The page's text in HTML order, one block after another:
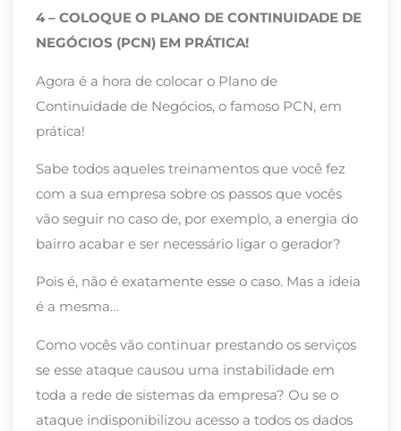
4 – COLOQUE O PLANO DE CONTINUIDADE DE
NEGÓCIOS (PCN) EM PRÁTICA!
Agora é a hora de colocar o Plano de
Continuidade de Negócios, o famoso PCN, em
prática!
Sabe todos aqueles treinamentos que você fez
com a sua empresa sobre os passos que vocês
vão seguir no caso de, por exemplo, a energia do
bairro acabar e ser necessário ligar o gerador?
Pois é, não é exatamente esse o caso. Mas a ideia
é a mesma…
Como vocês vão continuar prestando os serviços
se esse ataque causou uma instabilidade em
toda a rede de sistemas da empresa? Ou se o
ataque indisponibilizou acesso a todos os dados